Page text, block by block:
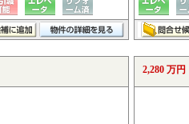
2,280 万円